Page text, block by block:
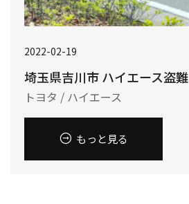
2022-02-19
埼玉県吉川市 ハイエース盗難
トヨタ / ハイエース
もっと見る